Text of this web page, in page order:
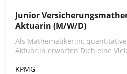
Junior
Aktuarin (M/W/D)
Als Mathematiker:in,
Aktuar:in erwarten Dich eine
KPMG